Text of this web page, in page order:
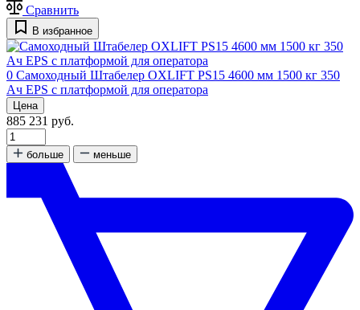
Сравнить
В избранное
0 Самоходный Штабелер OXLIFT PS15 4600 мм 1500 кг 350
Ач EPS с платформой для оператора
Цена
885 231 руб.
больше меньше